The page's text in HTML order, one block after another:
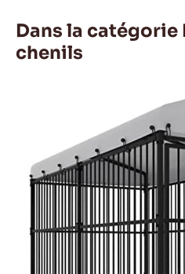
Dans la catégorie
chenils